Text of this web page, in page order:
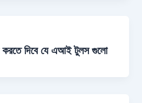
করতে দিবে যে এআই টুলস গুলো